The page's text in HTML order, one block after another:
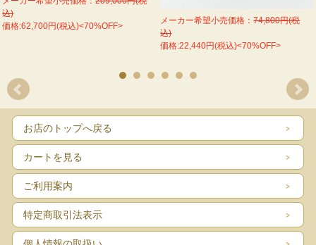
込)
価格:62,700円(税込)<70%OFF>
メーカー希望小売価格：74,800円(税
込)
価格:22,440円(税込)<70%OFF>
お店のトップへ戻る
カートを見る
ご利用案内
特定商取引法表示